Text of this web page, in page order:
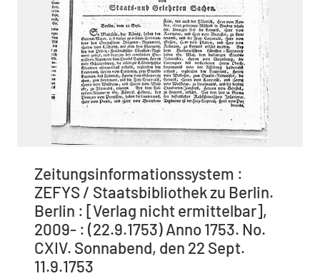
Zeitungsinformationssystem :
ZEFYS / Staatsbibliothek zu Berlin.
Berlin : [Verlag nicht ermittelbar],
2009- : (22.9.1753) Anno 1753. No.
CXIV. Sonnabend, den 22 Sept.
11.9.1753